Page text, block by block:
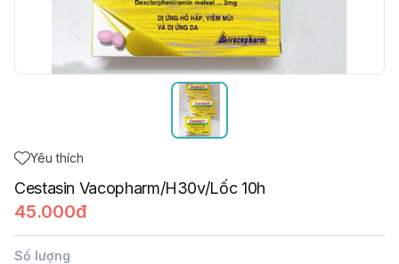
Yêu thích
Cestasin Vacopharm/H30v/Lốc 10h
45.000đ
Số lượng